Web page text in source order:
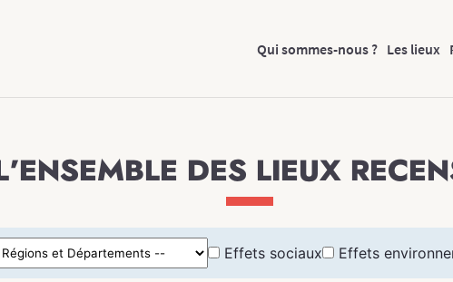
Qui sommes-nous ? Les lieux
L’ENSEMBLE DES LIEUX
Effets sociaux Effets